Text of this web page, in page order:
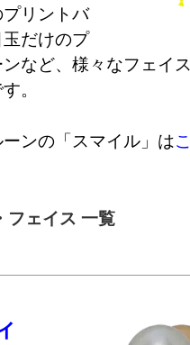
リントバ
だけのプ
など、様々なフェイ
。
ンの「スマイル」は
フェイス 一覧